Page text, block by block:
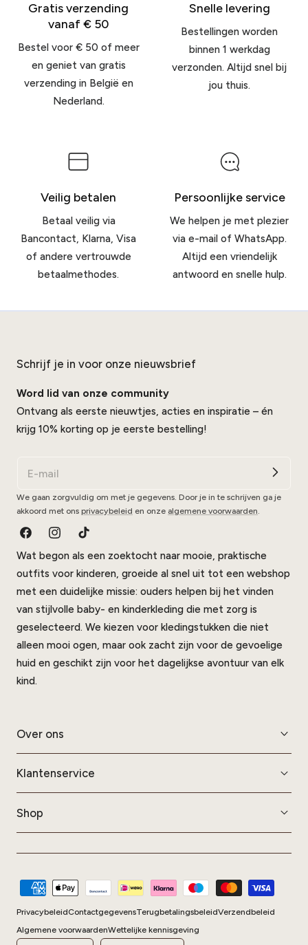
Gratis verzending
vanaf € 50
Bestel voor € 50 of meer
en geniet van gratis
verzending in België en
Nederland.
Snelle levering
Bestellingen worden
binnen 1 werkdag
verzonden. Altijd snel bij
jou thuis.
Veilig betalen
Betaal veilig via
Bancontact, Klarna, Visa
of andere vertrouwde
betaalmethodes.
Persoonlijke service
We helpen je met plezier
via e-mail of WhatsApp.
Altijd een vriendelijk
antwoord en snelle hulp.
Wat begon als een zoektocht naar mooie, praktische
outfits voor kinderen, groeide al snel uit tot een webshop
met een duidelijke missie: ouders helpen bij het vinden
van stijlvolle baby- en kinderkleding die met zorg is
geselecteerd. We kiezen voor kledingstukken die niet
alleen mooi ogen, maar ook zacht zijn voor de gevoelige
huid en geschikt zijn voor het dagelijkse avontuur van elk
kind.
Over ons
Klantenservice
Shop
Schrijf je in voor onze nieuwsbrief
Word lid van onze community
Ontvang als eerste nieuwtjes, acties en inspiratie – én
krijg 10% korting op je eerste bestelling!
We gaan zorgvuldig om met je gegevens. Door je in te schrijven ga je
akkoord met ons privacybeleid en onze algemene voorwaarden.
FacebookInstagramTikTok
Betaalmethoden
PrivacybeleidContactgegevensTerugbetalingsbeleidVerzendbeleid
Algemene voorwaardenWettelijke kennisgeving